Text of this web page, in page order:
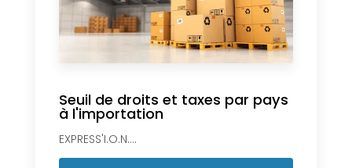
Seuil de droits et taxes par pays
à l'importation
EXPRESS'I.O.N....